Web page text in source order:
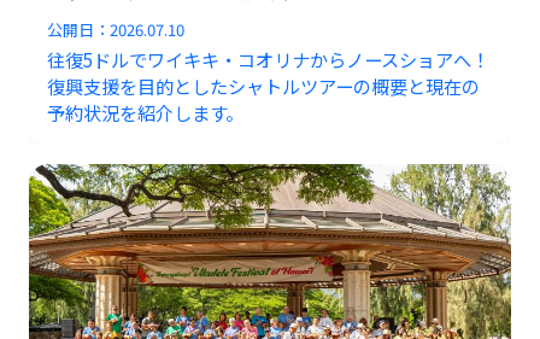
公開日：2026.07.10
往復5ドルでワイキキ・コオリナからノースショアへ！
復興支援を目的としたシャトルツアーの概要と現在の
予約状況を紹介します。